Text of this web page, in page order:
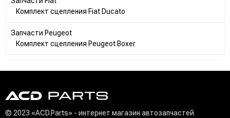
Комплект сцепления Fiat Ducato
Запчасти Peugeot
Комплект сцепления Peugeot Boxer
© 2023 «ACD.Parts» - интернет магазин автозапчастей